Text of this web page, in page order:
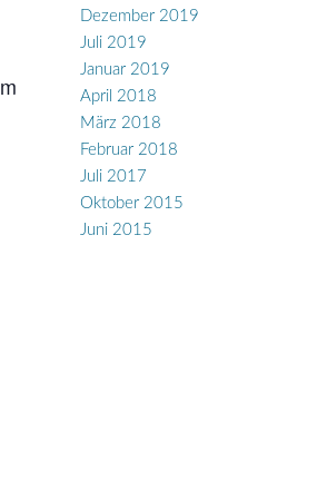
Dezember 2019
Juli 2019
Januar 2019
April 2018
März 2018
Februar 2018
Juli 2017
Oktober 2015
Juni 2015